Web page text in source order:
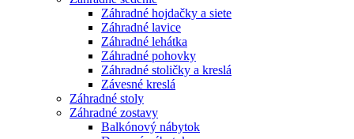
Záhradné hojdačky a siete
Záhradné lavice
Záhradné lehátka
Záhradné pohovky
Záhradné stoličky a kreslá
Závesné kreslá
Záhradné stoly
Záhradné zostavy
Balkónový nábytok